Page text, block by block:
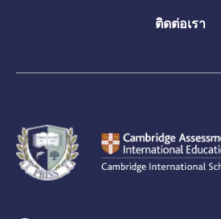
ติดต่อเรา